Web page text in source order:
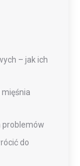
– jak ich
mięśnia
problemów
do